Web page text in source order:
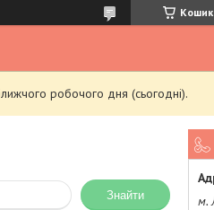
Кошик
робочого дня (сьогодні).
Знайти м.